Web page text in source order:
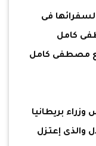
فى
كامل
مصطفى كامل
بريطانيا
والذى إعتزل